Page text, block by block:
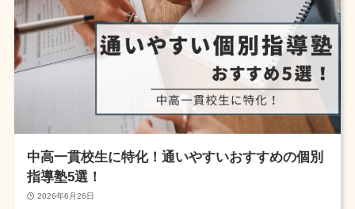
中高一貫校生に特化！通いやすいおすすめの個別
指導塾5選！
2026年6月26日